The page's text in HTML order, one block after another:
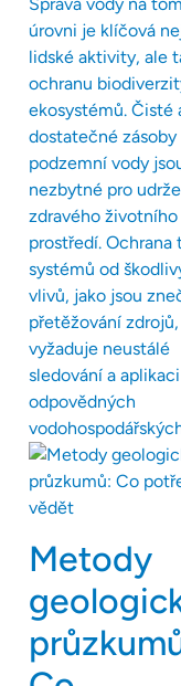
úrovni je klíčová
lidské aktivity, ale
ochranu
ekosystémů. Čisté
dostatečné zásoby
podzemní vody
nezbytné pro
zdravého životního
prostředí. Ochrana
systémů od
vlivů, jako jsou
přetěžování
vyžaduje neustálé
sledování a aplikaci
odpovědných
Metody